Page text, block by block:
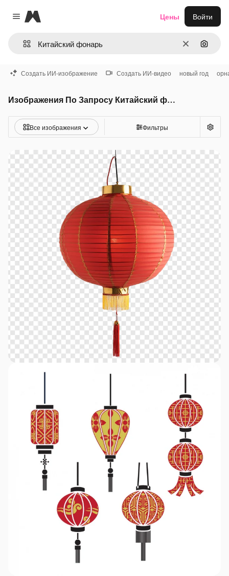
Close menu
Magnific
ОчиститьПоиск
Цены Войти
Создать ИИ-изображение Создать ИИ-видео новый год
Изображения По Запросу Китайский фонарь
Все изображения Фильтры